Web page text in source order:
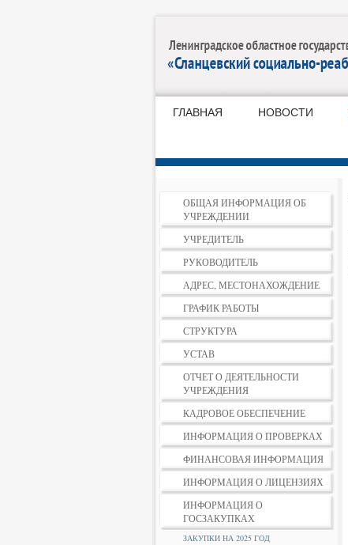
ГЛАВНАЯ НОВОСТИ
ОБЩАЯ ИНФОРМАЦИЯ ОБ
УЧРЕЖДЕНИИ
УЧРЕДИТЕЛЬ
РУКОВОДИТЕЛЬ
АДРЕС, МЕСТОНАХОЖДЕНИЕ
ГРАФИК РАБОТЫ
СТРУКТУРА
УСТАВ
ОТЧЕТ О ДЕЯТЕЛЬНОСТИ
УЧРЕЖДЕНИЯ
КАДРОВОЕ ОБЕСПЕЧЕНИЕ
ИНФОРМАЦИЯ О ПРОВЕРКАХ
ФИНАНСОВАЯ ИНФОРМАЦИЯ
ИНФОРМАЦИЯ О ЛИЦЕНЗИЯХ
ИНФОРМАЦИЯ О
ГОСЗАКУПКАХ
ЗАКУПКИ НА 2025 ГОД